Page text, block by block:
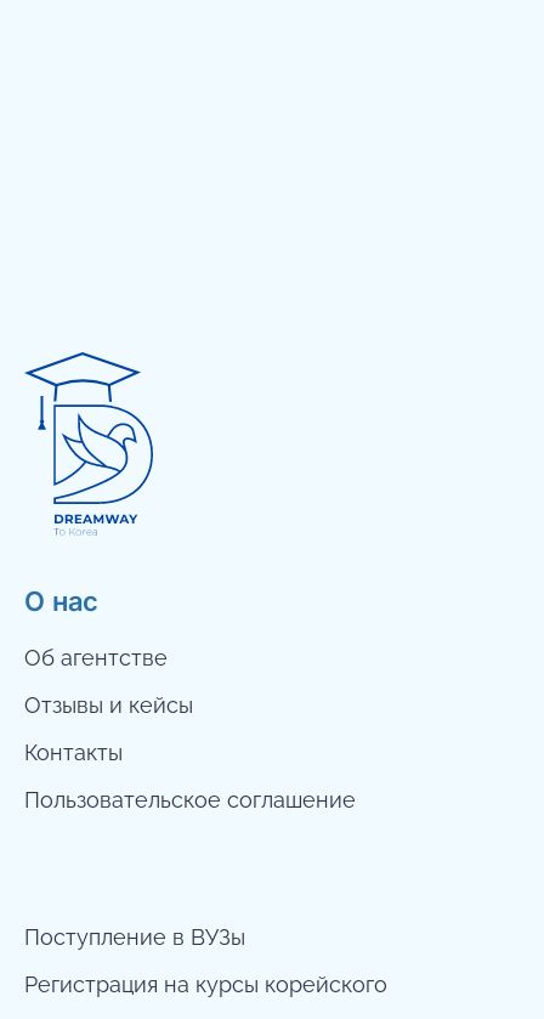
О нас
Об агентстве
Отзывы и кейсы
Контакты
Пользовательское соглашение
Поступление в ВУЗы
Регистрация на курсы корейского